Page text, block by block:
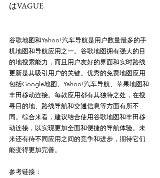
はVAGUE
谷歌地图和Yahoo!汽车导航是用户数量最多的手
机地图和导航应用之一。谷歌地图拥有强大的目
的地搜索能力，而且用户友好的界面和实时路线
更新是其吸引用户的关键。优秀的免费地图应用
包括Google地图、Yahoo!汽车导航、苹果地图和
丰田移动连接。每款应用都有其独特之处，在搜
寻目的地、路线导航和交通信息等方面有所不
同。综合来看，建议结合使用谷歌地图和丰田移
动连接，以实现更加全面和便捷的导航体验。未
来还有待不同应用之间的竞争和进步，期待它们
能变得更加完善。
参考链接：